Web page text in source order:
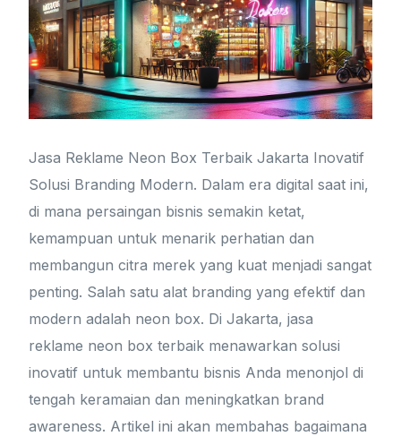
Jasa Reklame Neon Box Terbaik Jakarta Inovatif
Solusi Branding Modern. Dalam era digital saat ini,
di mana persaingan bisnis semakin ketat,
kemampuan untuk menarik perhatian dan
membangun citra merek yang kuat menjadi sangat
penting. Salah satu alat branding yang efektif dan
modern adalah neon box. Di Jakarta, jasa
reklame neon box terbaik menawarkan solusi
inovatif untuk membantu bisnis Anda menonjol di
tengah keramaian dan meningkatkan brand
awareness. Artikel ini akan membahas bagaimana